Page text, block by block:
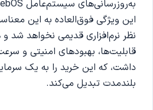
این ویژگی فوق‌العاده به این
نظر نرم‌افزاری قدیمی نخواهد شد
قابلیت‌ها، بهبودهای امنیتی و
داشت، که این خرید را به یک
بلندمدت تبدیل می‌کند.